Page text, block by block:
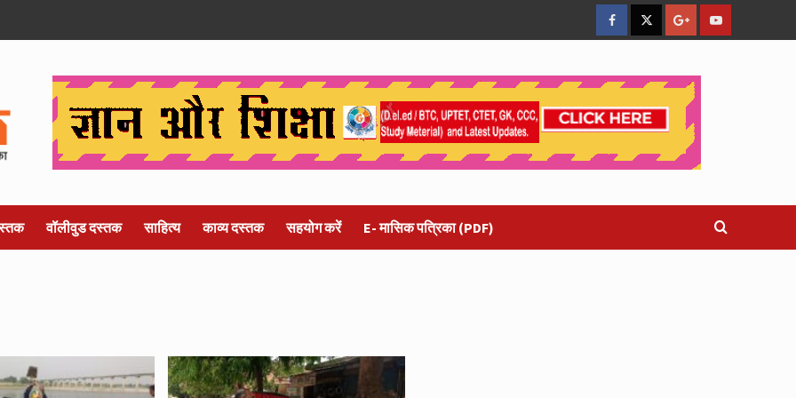
facebookTwitterGoogleYouTube
वॉलीवुड दस्तक साहित्य काव्य दस्तक सहयोग करें E- मासिक पत्रिका (PDF)